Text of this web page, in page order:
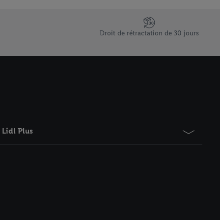
Droit de rétractation de 30 jours
Lidl Plus
à tout moment